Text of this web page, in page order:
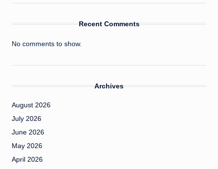
Recent Comments
No comments to show.
Archives
August 2026
July 2026
June 2026
May 2026
April 2026